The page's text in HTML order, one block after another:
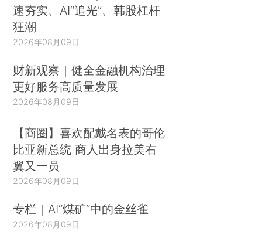
速夯实、AI“追光”、韩股杠杆
狂潮
2026年08月09日
财新观察｜健全金融机构治理
更好服务高质量发展
2026年08月09日
【商圈】喜欢配戴名表的哥伦
比亚新总统 商人出身拉美右
翼又一员
2026年08月09日
专栏｜AI“煤矿”中的金丝雀
2026年08月09日